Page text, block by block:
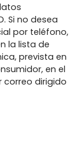
Si no desea
por teléfono,
la lista de
prevista en
en el
correo dirigido